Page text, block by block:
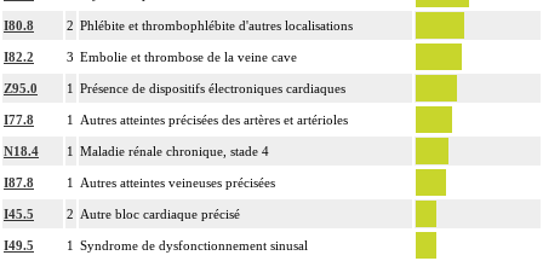
Les actes sur le thorax, par thoracotomie incluent l'évacuation de collection
intrathoracique associée, la pose de drain pleural et/ou péricardique.
Les actes avec dérivation vasculaire [shunt] incluent la pose d'une dérivation
Facturation : les suppléments de numérisation ou la radioscopie de longue
durée sous ampli de brillance (chapitre 19) ne peuvent pas être facturés avec les
actes diagnostiques ou thérapeutiques de radiologie vasculaire
I80.8 2 Phlébite et thrombophlébite d'autres localisations
I82.2 3 Embolie et thrombose de la veine cave
Z95.0 1 Présence de dispositifs électroniques cardiaques
I77.8 1 Autres atteintes précisées des artères et artérioles
N18.4 1 Maladie rénale chronique, stade 4
I87.8 1 Autres atteintes veineuses précisées
I45.5 2 Autre bloc cardiaque précisé
I49.5 1 Syndrome de dysfonctionnement sinusal